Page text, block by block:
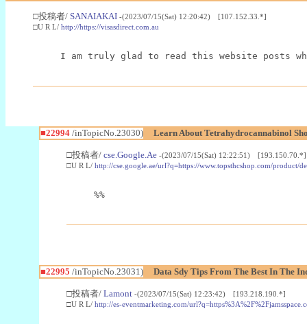
□投稿者/ SANAIAKAI -(2023/07/15(Sat) 12:20:42) [107.152.33.*]
□U R L/ http://https://visasdirect.com.au
I am truly glad to read this website posts
■22994/inTopicNo.23030) Learn About Tetrahydrocannabinol
□投稿者/ cse.Google.Ae -(2023/07/15(Sat) 12:22:51) [193.150.70.*]
□U R L/ http://cse.google.ae/url?q=https://www.topsthcshop.com/
%%
■22995 /inTopicNo.23031) Data Sdy Tips From The Best In The
□投稿者/ Lamont -(2023/07/15(Sat) 12:23:42) [193.218.190.*]
□U R L/ http://es-eventmarketing.com/